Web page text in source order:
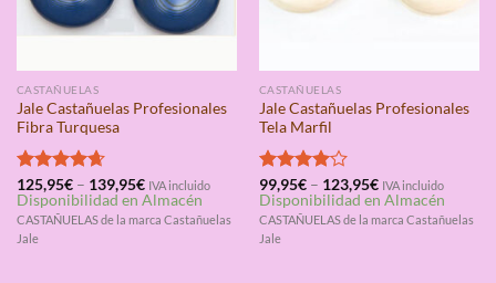
CASTAÑUELAS
Jale Castañuelas Profesionales
Fibra Turquesa
Valorado
con4.67
de 5
125,95€– 139,95€ IVA incluido
Disponibilidad en Almacén
CASTAÑUELAS de la marca Castañuelas
Jale
CASTAÑUELAS
Jale Castañuelas Profesionales
Tela Marfil
Valorado
con4.00
de 5
99,95€– 123,95€ IVA incluido
Disponibilidad en Almacén
CASTAÑUELAS de la marca Castañuelas
Jale